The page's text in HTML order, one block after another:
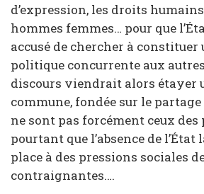
d’expression, les droits
hommes femmes… pour que
accusé de chercher à
politique concurrente aux
discours viendrait alors étayer
commune, fondée sur le
ne sont pas forcément ceux des
pourtant que l’absence de
place à des pressions sociales
contraignantes….